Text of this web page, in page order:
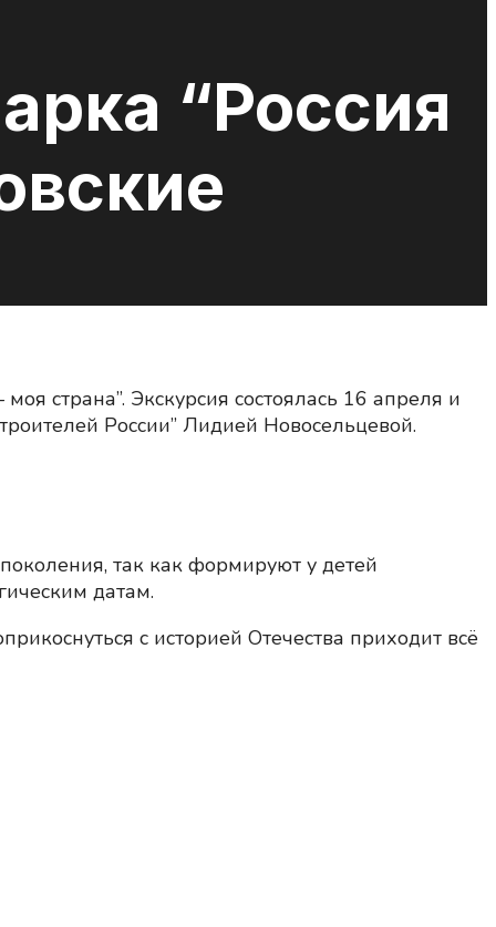
“Россия
страна”. Экскурсия состоялась 16 апреля и
России” Лидией Новосельцевой.
так как формируют у детей
датам.
с историей Отечества приходит всё